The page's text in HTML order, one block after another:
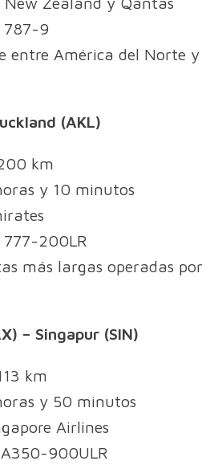
787-9
entre América del Norte y
(AKL)
km
y 10 minutos
777-200LR
más largas operadas por
– Singapur (SIN)
km
y 50 minutos
Airlines
900ULR